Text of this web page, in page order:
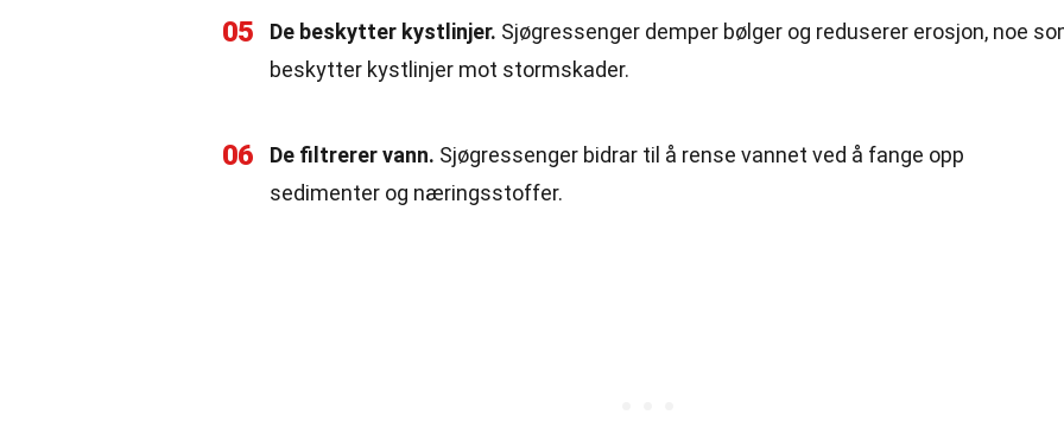
05 De beskytter kystlinjer. Sjøgressenger demper bølger og reduserer erosjon, noe
beskytter kystlinjer mot stormskader.
06 De filtrerer vann. Sjøgressenger bidrar til å rense vannet ved å fange opp
sedimenter og næringsstoffer.